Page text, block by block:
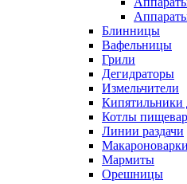
Блинницы
Вафельницы
Грили
Дегидраторы
Измельчители
Кипятильники
Котлы
Линии раздачи
Макароноварки
Мармиты
Орешницы